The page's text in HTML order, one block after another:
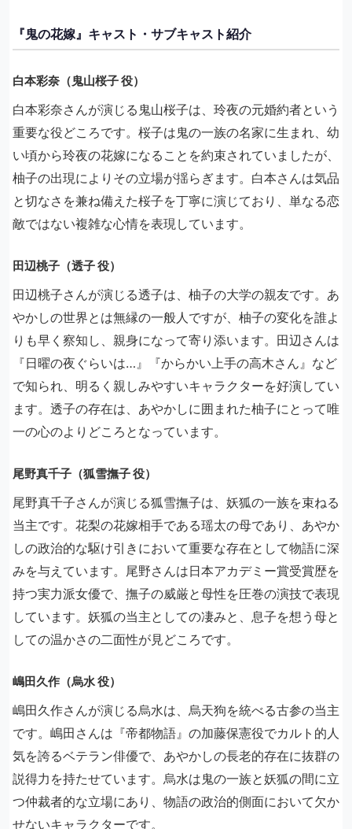
『鬼の花嫁』キャスト・サブキャスト紹介
白本彩奈（鬼山桜子 役）
白本彩奈さんが演じる鬼山桜子は、玲夜の元婚約者という
重要な役どころです。桜子は鬼の一族の名家に生まれ、幼
い頃から玲夜の花嫁になることを約束されていましたが、
柚子の出現によりその立場が揺らぎます。白本さんは気品
と切なさを兼ね備えた桜子を丁寧に演じており、単なる恋
敵ではない複雑な心情を表現しています。
田辺桃子（透子 役）
田辺桃子さんが演じる透子は、柚子の大学の親友です。あ
やかしの世界とは無縁の一般人ですが、柚子の変化を誰よ
りも早く察知し、親身になって寄り添います。田辺さんは
『日曜の夜ぐらいは…』『からかい上手の高木さん』など
で知られ、明るく親しみやすいキャラクターを好演してい
ます。透子の存在は、あやかしに囲まれた柚子にとって唯
一の心のよりどころとなっています。
尾野真千子（狐雪撫子 役）
尾野真千子さんが演じる狐雪撫子は、妖狐の一族を束ねる
当主です。花梨の花嫁相手である瑶太の母であり、あやか
しの政治的な駆け引きにおいて重要な存在として物語に深
みを与えています。尾野さんは日本アカデミー賞受賞歴を
持つ実力派女優で、撫子の威厳と母性を圧巻の演技で表現
しています。妖狐の当主としての凄みと、息子を想う母と
しての温かさの二面性が見どころです。
嶋田久作（烏水 役）
嶋田久作さんが演じる烏水は、烏天狗を統べる古参の当主
です。嶋田さんは『帝都物語』の加藤保憲役でカルト的人
気を誇るベテラン俳優で、あやかしの長老的存在に抜群の
説得力を持たせています。烏水は鬼の一族と妖狐の間に立
つ仲裁者的な立場にあり、物語の政治的側面において欠か
せないキャラクターです。